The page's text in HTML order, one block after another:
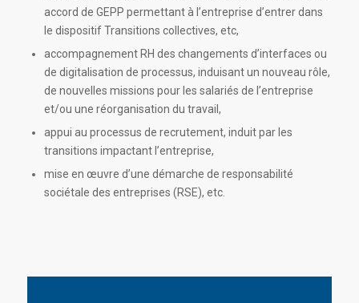
accord de GEPP permettant à l’entreprise d’entrer dans
le dispositif Transitions collectives, etc,
accompagnement RH des changements d’interfaces ou
de digitalisation de processus, induisant un nouveau rôle,
de nouvelles missions pour les salariés de l’entreprise
et/ou une réorganisation du travail,
appui au processus de recrutement, induit par les
transitions impactant l’entreprise,
mise en œuvre d’une démarche de responsabilité
sociétale des entreprises (RSE), etc.